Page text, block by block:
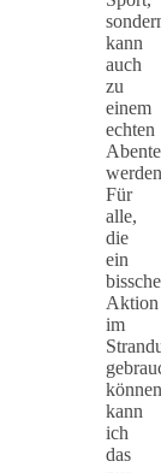
kann
auch
zu
einem
echten
Für
alle,
die
ein
Aktion
im
kann
ich
das